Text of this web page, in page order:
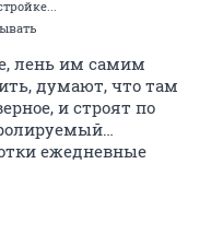
лень им самим
думают, что там
и строят по
ежедневные